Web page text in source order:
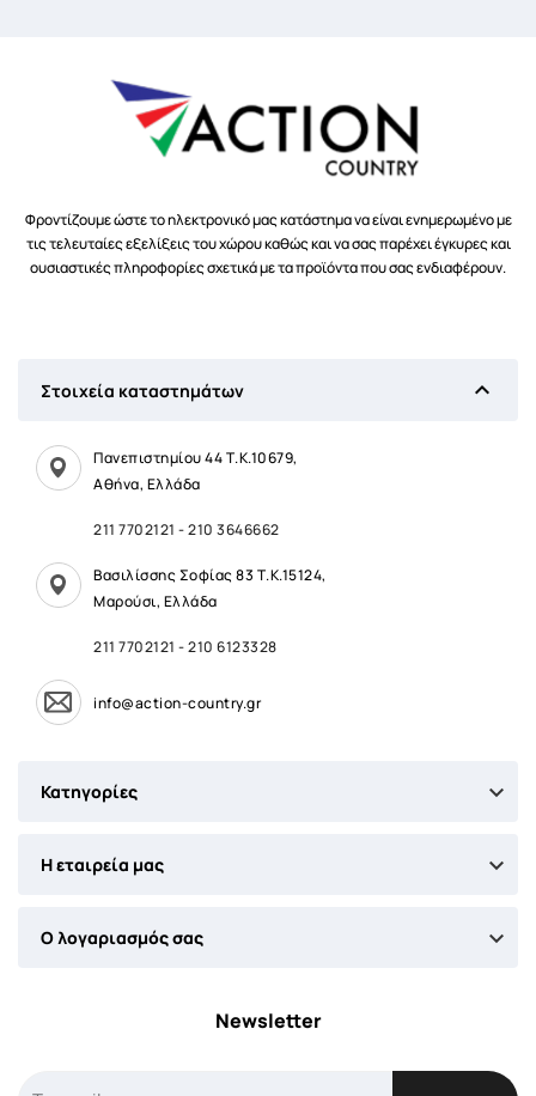
Φροντίζουμε ώστε το ηλεκτρονικό μας κατάστημα να είναι ενημερωμένο με
τις τελευταίες εξελίξεις του χώρου καθώς και να σας παρέχει έγκυρες και
ουσιαστικές πληροφορίες σχετικά με τα προϊόντα που σας ενδιαφέρουν.
Στοιχεία καταστημάτων 
Πανεπιστημίου 44 Τ.Κ.10679,
Αθήνα, Ελλάδα
211 7702121 -210 3646662
Βασιλίσσης Σοφίας 83 Τ.Κ.15124,
Μαρούσι, Ελλάδα
211 7702121 -210 6123328
info@action-country.gr
Κατηγορίες 
Η εταιρεία μας 
Ο λογαριασμός σας 
Newsletter